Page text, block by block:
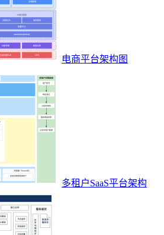
电商平台架构图
多租户SaaS平台架构